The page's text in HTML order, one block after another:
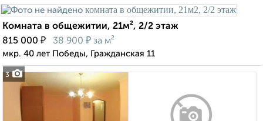
3
Комната в общежитии, 21м², 2/2 этаж
815 000 ₽ 38 900 ₽ за м²
мкр. 40 лет Победы, Гражданская 11